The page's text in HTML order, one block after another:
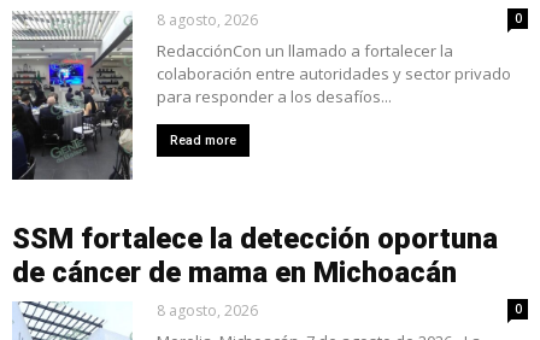
8 agosto, 2026 0
RedacciónCon un llamado a fortalecer la
colaboración entre autoridades y sector privado
para responder a los desafíos...
Read more
SSM fortalece la detección oportuna
de cáncer de mama en Michoacán
8 agosto, 2026 0